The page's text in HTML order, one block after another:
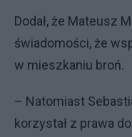
Dodał, że Mateusz
świadomości, że
w mieszkaniu broń.
– Natomiast
korzystał z prawa